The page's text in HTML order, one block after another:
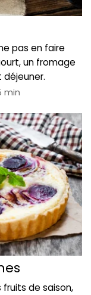
pas en faire
un fromage
min
de saison,